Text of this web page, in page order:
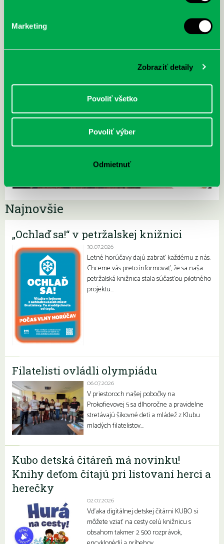
Marketing
Zobraziť detaily
Povoliť všetko
Povoliť výber
Odmietnuť
Najnovšie
„Ochlaď sa!“ v petržalskej knižnici
30.07.2026
Letné horúčavy dajú zabrať každému z nás.
Chceme vás preto informovať, že sa naša
petržalská knižnica stala súčasťou pilotného
projektu…
Filatelisti ovládli olympiádu
06.07.2026
V priestoroch našej pobočky na
Prokofievovej 5 sa dlhoročne a pravidelne
stretávajú šikovné deti a mládež z Klubu
mladých filatelistov…
Kubo detská čitáreň má novinku!
Knihy deťom čítajú pri listovaní herci a
herečky
02.07.2026
Vďaka digitálnej detskej čitárni KUBO si
môžete vziať na cesty celú knižnicu s
obsahom takmer 2 500 rozprávok,